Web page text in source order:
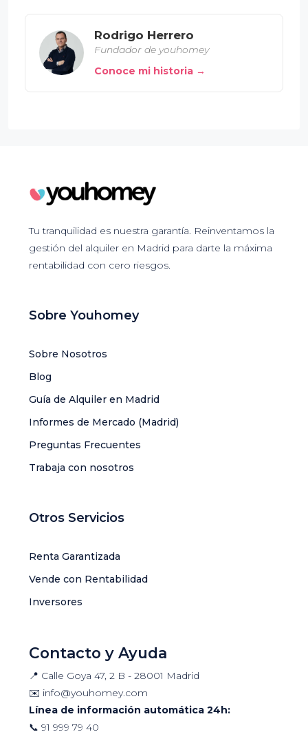
Rodrigo Herrero
Fundador de youhomey
Conoce mi historia →
Tu tranquilidad es nuestra garantía. Reinventamos la
gestión del alquiler en Madrid para darte la máxima
rentabilidad con cero riesgos.
Sobre Youhomey
Sobre Nosotros
Blog
Guía de Alquiler en Madrid
Informes de Mercado (Madrid)
Preguntas Frecuentes
Trabaja con nosotros
Otros Servicios
Renta Garantizada
Vende con Rentabilidad
Inversores
Contacto y Ayuda
📍 Calle Goya 47, 2 B - 28001 Madrid
✉️ info@youhomey.com
Línea de información automática 24h:
📞 91 999 79 40